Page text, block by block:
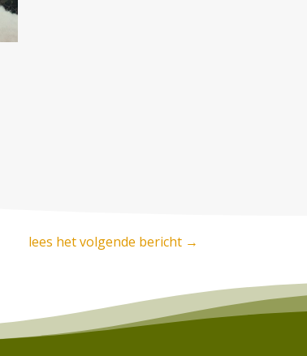
lees het volgende bericht→